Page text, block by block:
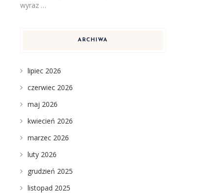
wyraz …
ARCHIWA
lipiec 2026
czerwiec 2026
maj 2026
kwiecień 2026
marzec 2026
luty 2026
grudzień 2025
listopad 2025